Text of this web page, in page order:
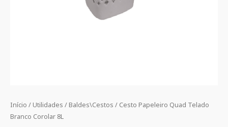
Início / Utilidades / Baldes\Cestos / Cesto Papeleiro Quad Telado
Branco Corolar 8L